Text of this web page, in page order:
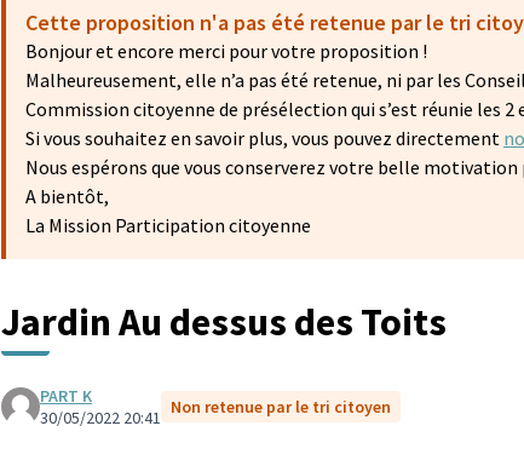
Cette proposition n'a pas été retenue par le tri
Bonjour et encore merci pour votre proposition !
Malheureusement, elle n’a pas été retenue, ni par les
Commission citoyenne de présélection qui s’est réunie les 2
Si vous souhaitez en savoir plus, vous pouvez directement
Nous espérons que vous conserverez votre belle
A bientôt,
La Mission Participation citoyenne
Jardin Au dessus des Toits
PART K
30/05/2022 20:41 Non retenue par le tri citoyen